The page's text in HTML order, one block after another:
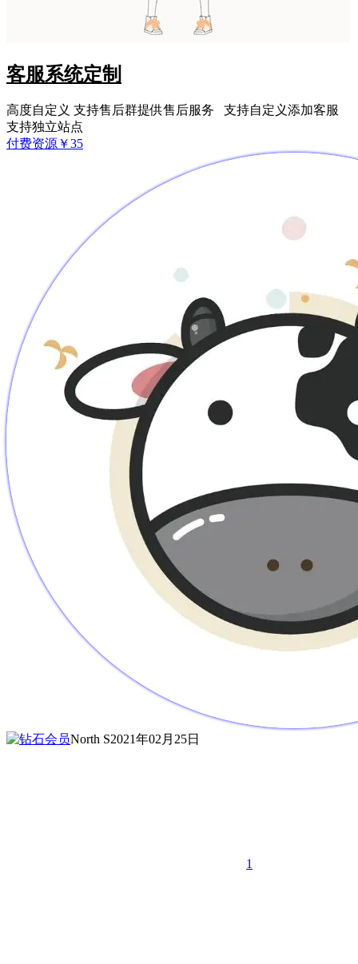
客服系统定制
高度自定义 支持售后群提供售后服务 支持自定义添加客服
支持独立站点
付费资源 ￥35
North S2021年02月25日
1